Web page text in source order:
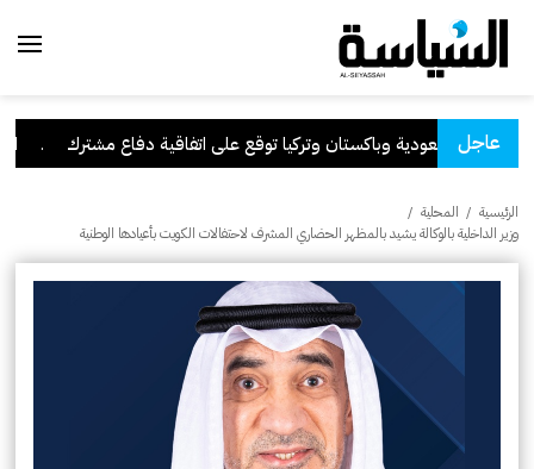
عاجل
السعودية وباكستان وتركيا توقع على اتفاقية دفاع مشترك
الرئيسية / المحلية /
وزير الداخلية بالوكالة يشيد بالمظهر الحضاري المشرف لاحتفالات الكويت بأعيادها الوطنية